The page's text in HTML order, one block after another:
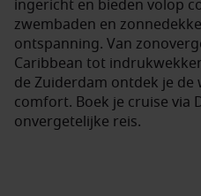
ingericht en bieden volop
zwembaden en
ontspanning. Van
Caribbean tot
de Zuiderdam ontdek je
comfort. Boek je cruise via
onvergetelijke reis.